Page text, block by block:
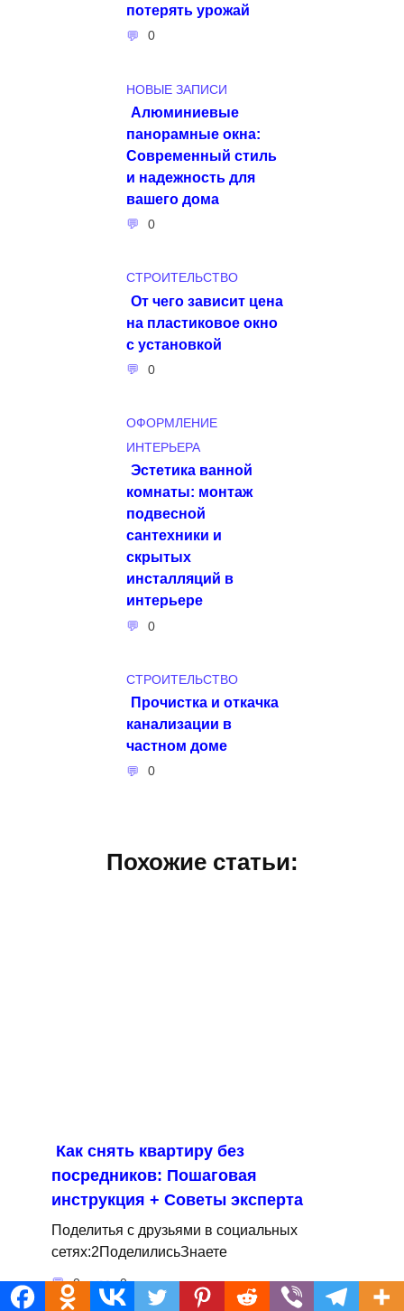
потерять урожай
0
НОВЫЕ ЗАПИСИ
Алюминиевые
панорамные окна:
Современный стиль
и надежность для
вашего дома
0
СТРОИТЕЛЬСТВО
От чего зависит цена
на пластиковое окно
с установкой
0
ОФОРМЛЕНИЕ
ИНТЕРЬЕРА
Эстетика ванной
комнаты: монтаж
подвесной
сантехники и
скрытых
инсталляций в
интерьере
0
СТРОИТЕЛЬСТВО
Прочистка и откачка
канализации в
частном доме
0
Похожие статьи:
Как снять квартиру без
посредников: Пошаговая
инструкция + Советы эксперта
Поделитья с друзьями в социальных
сетях:2ПоделилисьЗнаете
0 0